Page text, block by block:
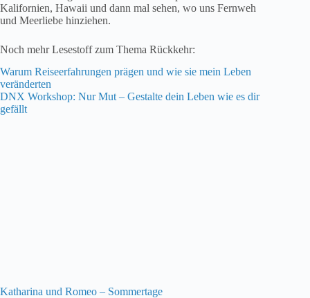
Kalifornien, Hawaii und dann mal sehen, wo uns Fernweh
und Meerliebe hinziehen.
Noch mehr Lesestoff zum Thema Rückkehr:
Warum Reiseerfahrungen prägen und wie sie mein Leben
veränderten
DNX Workshop: Nur Mut – Gestalte dein Leben wie es dir
gefällt
Katharina und Romeo – Sommertage